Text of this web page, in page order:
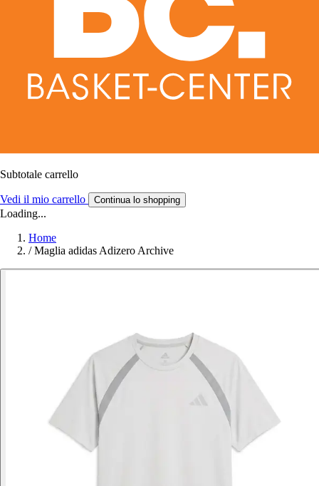
Subtotale carrello
Vedi il mio carrello Continua lo shopping
Loading...
Home
/ Maglia adidas Adizero Archive